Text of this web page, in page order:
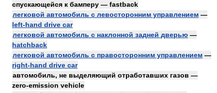
спускающейся к бамперу — fastback
легковой автомобиль с левосторонним управлением —
left-hand drive car
легковой автомобиль с наклонной задней дверью —
hatchback
легковой автомобиль с правосторонним управлением —
right-hand drive car
автомобиль, не выделяющий отработавших газов —
zero-emission vehicle